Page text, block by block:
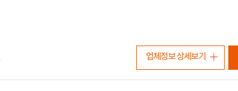
업체정보 상세보기